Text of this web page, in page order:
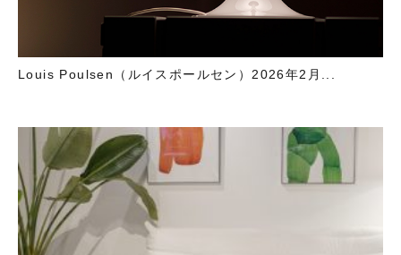
Louis Poulsen（ルイスポールセン）2026年2月...